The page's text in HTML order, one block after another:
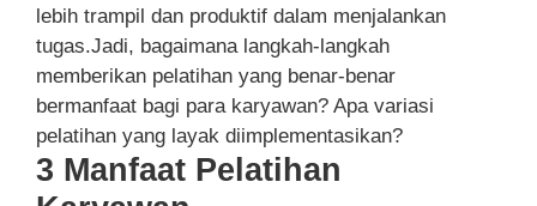
lebih trampil dan produktif dalam menjalankan
tugas.Jadi, bagaimana langkah-langkah
memberikan pelatihan yang benar-benar
bermanfaat bagi para karyawan? Apa variasi
pelatihan yang layak diimplementasikan?
3 Manfaat Pelatihan